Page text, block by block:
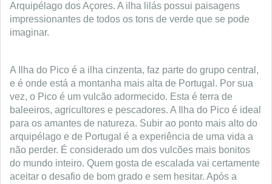
Arquipélago dos Açores. A ilha lilás possui paisagens
impressionantes de todos os tons de verde que se pode
imaginar.
A Ilha do Pico é a ilha cinzenta, faz parte do grupo central,
e é onde está a montanha mais alta de Portugal. Por sua
vez, o Pico é um vulcão adormecido. Esta é terra de
baleeiros, agricultores e pescadores. A Ilha do Pico é ideal
para os amantes de natureza. Subir ao ponto mais alto do
arquipélago e de Portugal é a experiência de uma vida a
não perder. É considerado um dos vulcões mais bonitos
do mundo inteiro. Quem gosta de escalada vai certamente
aceitar o desafio de bom grado e sem hesitar. Após a